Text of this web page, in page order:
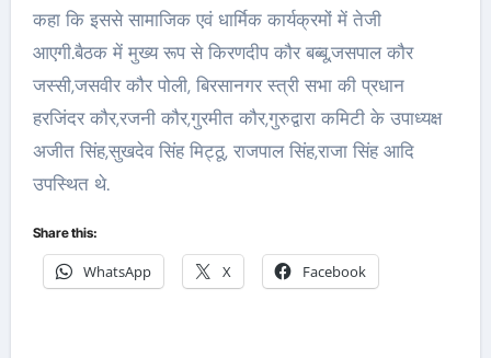
कहा कि इससे सामाजिक एवं धार्मिक कार्यक्रमों में तेजी
आएगी.बैठक में मुख्य रूप से किरणदीप कौर बब्बू,जसपाल कौर
जस्सी,जसवीर कौर पोली, बिरसानगर स्त्री सभा की प्रधान
हरजिंदर कौर,रजनी कौर,गुरमीत कौर,गुरुद्वारा कमिटी के उपाध्यक्ष
अजीत सिंह,सुखदेव सिंह मिट्ठू, राजपाल सिंह,राजा सिंह आदि
उपस्थित थे.
Share this:
WhatsApp X Facebook